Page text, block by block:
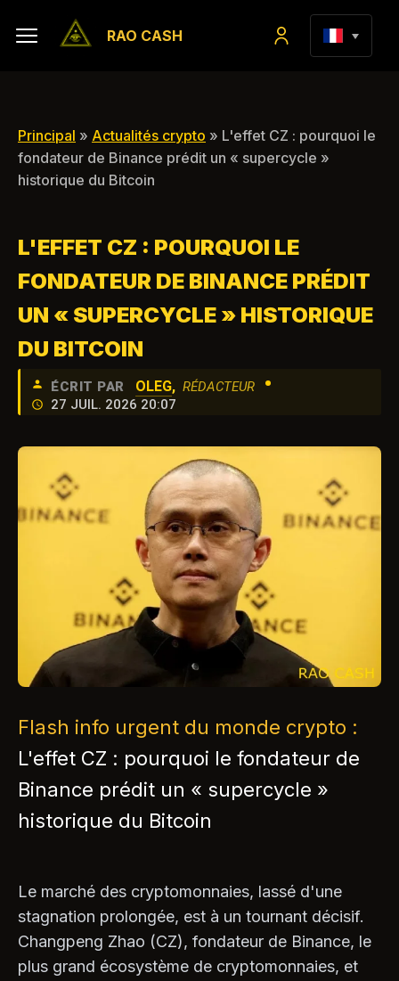
RAO CASH
Principal » Actualités crypto » L'effet CZ : pourquoi le
fondateur de Binance prédit un « supercycle »
historique du Bitcoin
L'EFFET CZ : POURQUOI LE
FONDATEUR DE BINANCE PRÉDIT
UN « SUPERCYCLE » HISTORIQUE
DU BITCOIN
ÉCRIT PAR OLEG, RÉDACTEUR •
27 JUIL. 2026 20:07
Flash info urgent du monde crypto :
L'effet CZ : pourquoi le fondateur de
Binance prédit un « supercycle »
historique du Bitcoin
Le marché des cryptomonnaies, lassé d'une
stagnation prolongée, est à un tournant décisif.
Changpeng Zhao (CZ), fondateur de Binance, le
plus grand écosystème de cryptomonnaies, et